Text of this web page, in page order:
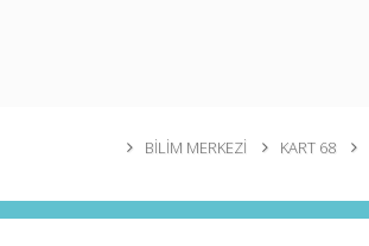
BİLİM MERKEZİ KART 68